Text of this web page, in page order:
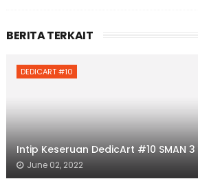
BERITA TERKAIT
DEDICART #10
Intip Keseruan DedicArt #10 SMAN
June 02, 2022